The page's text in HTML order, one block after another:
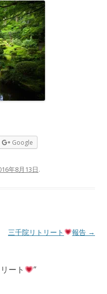
Google
年8月13日.
三千院リトリート 報告 →
ート ”